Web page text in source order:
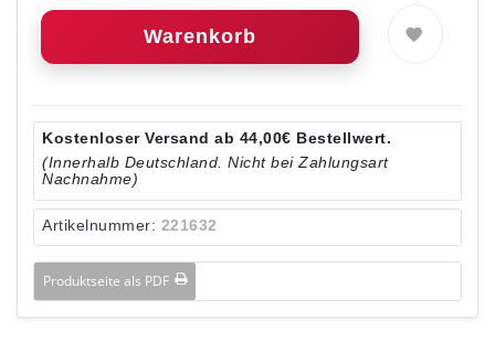
Warenkorb
Kostenloser Versand ab 44,00€ Bestellwert.
(Innerhalb Deutschland. Nicht bei Zahlungsart
Nachnahme)
Artikelnummer: 221632
Produktseite als PDF